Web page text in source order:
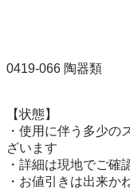
0419-066 陶器類
【状態】
・使用に伴う多少の
ざいます
・詳細は現地でご確
・お値引きは出来か